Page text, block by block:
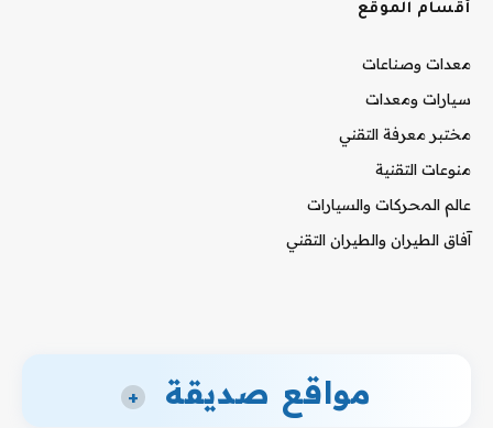
أقسام الموقع
معدات وصناعات
سيارات ومعدات
مختبر معرفة التقني
منوعات التقنية
عالم المحركات والسيارات
آفاق الطيران والطيران التقني
مواقع صديقة +